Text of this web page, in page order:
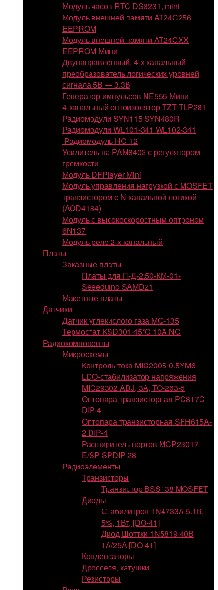
Модуль часов RTC DS3231, mini
Модуль внешней памяти AT24C256
EEPROM
Модуль внешней памяти AT24CXX
EEPROM Мини
Двунаправленный, 4-х канальный
преобразователь логических уровней
сигнала 5В — 3.3В
Генератор импульсов NE555 Мини
4-канальный оптоизолятор TZT TLP281
Радиомодули SYN115 SYN480R
Радиомодули WL101-341 WL102-341
Радиомодуль HC-12
Усилитель на PAM8403 с регулятором
громкости
Модуль DFPlayer Mini
Модуль управления нагрузкой с MOSFET
транзистором с N-канальной логикой
(AOD4184)
Модуль с высокоскоростным оптроном
6N137
Модуль реле 2-х канальный
Платы
Заказные платы
Платы для П-Д-2.50-КМ-01-
Seeeduino SAMD21
Макетные платы
Датчики
Датчик углекислого газа MQ-135
Термостат KSD301 45*C 10A NC
Радиокомпоненты
Микросхемы
Контроль тока MIC2005-0.5YM6
LDO-стабилизатор напряжения
MIC29302 ADJ, 3А, TO-263-5
Оптопара транзисторная PC817C
DIP-4
Оптопара транзисторная SFH615A-
2 DIP-4
Расширитель портов MCP23017-
E/SP SPDIP-28
Радиоэлементы
Транзисторы
Транзистор BSS138 MOSFET
Диоды
Стабилитрон 1N4733A 5.1В,
5%, 1Вт, [DO-41]
Диод Шоттки 1N5819 40В
1А/25А [DO-41]
Конденсаторы
Дросселя, катушки
Резисторы